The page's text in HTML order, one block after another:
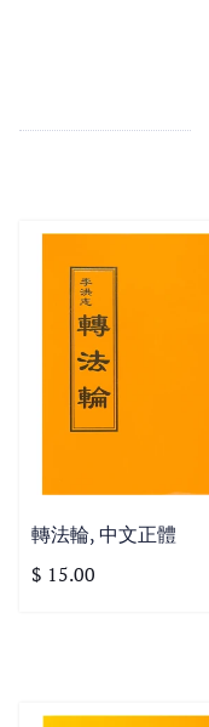
轉法輪, 中文正體
$ 15.00